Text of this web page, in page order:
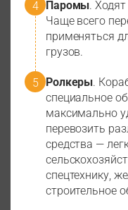
Паромы.
Чаще всего
применяться
грузов.
Ролкеры.
специальное
максимально
перевозить
средства —
спецтехнику,
строительное